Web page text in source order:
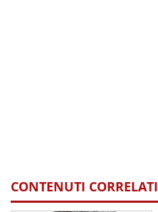
CONTENUTI CORRELATI